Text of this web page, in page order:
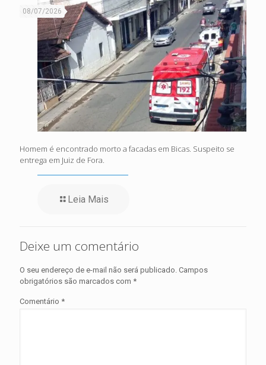
08/07/2026
Homem é encontrado morto a facadas em Bicas. Suspeito se
entrega em Juiz de Fora.
Leia Mais
Deixe um comentário
O seu endereço de e-mail não será publicado. Campos
obrigatórios são marcados com *
Comentário *